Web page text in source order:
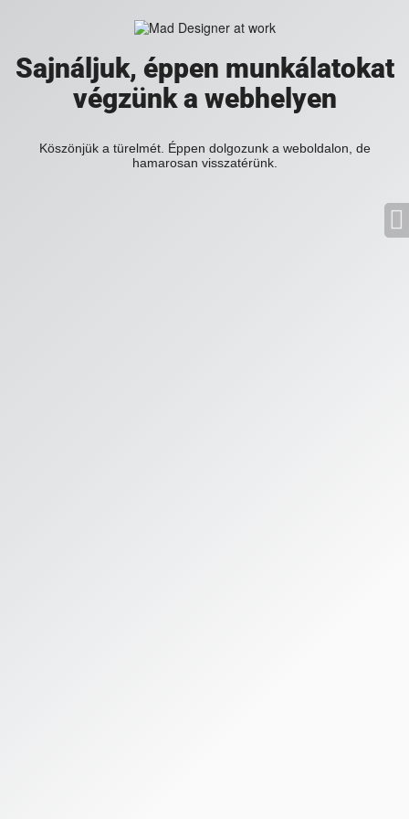
Sajnáljuk, éppen munkálatokat
végzünk a webhelyen
Köszönjük a türelmét. Éppen dolgozunk a weboldalon, de
hamarosan visszatérünk.